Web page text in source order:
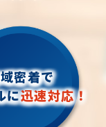
密着で
に迅速対応！